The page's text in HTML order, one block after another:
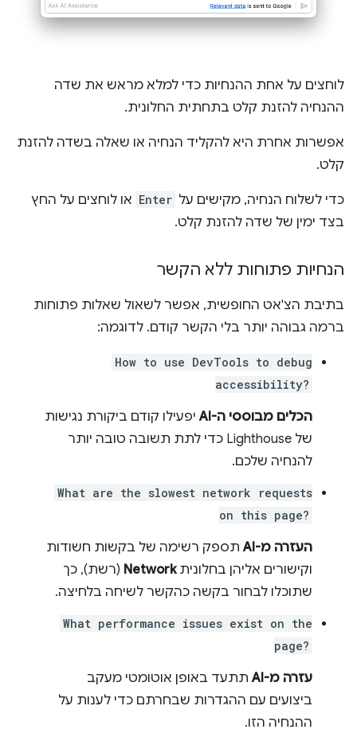
לוחצים על אחת ההנחיות כדי למלא מראש את שדה
ההנחיה להזנת קלט בתחתית החלונית.
אפשרות אחרת היא להקליד הנחיה או שאלה בשדה להזנת
קלט.
כדי לשלוח הנחיה, מקישים על Enter או לוחצים על החץ
בצד ימין של שדה להזנת קלט.
הנחיות פתוחות ללא הקשר
בתיבת הצ'אט החופשית, אפשר לשאול שאלות פתוחות
ברמה גבוהה יותר בלי הקשר קודם. לדוגמה:
How to use DevTools to debug
accessibility?
הכלים מבוססי ה-AI
יפעילו קודם ביקורת נגישות
של Lighthouse כדי לתת תשובה טובה יותר
להנחיה שלכם.
What are the slowest network requests
on this page?
העזרה מ-AI
תספק רשימה של בקשות חשודות
וקישורים אליהן בחלוניתNetwork (רשת), כך
שתוכלו לבחור בקשה כהקשר לשיחה בלחיצה.
What performance issues exist on the
page?
עזרה מ-AI
תתעד באופן אוטומטי מעקב
ביצועים עם ההגדרות שבחרתם כדי לענות על
ההנחיה הזו.